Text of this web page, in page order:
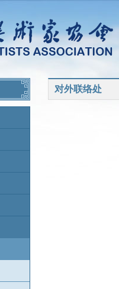
对外联络处